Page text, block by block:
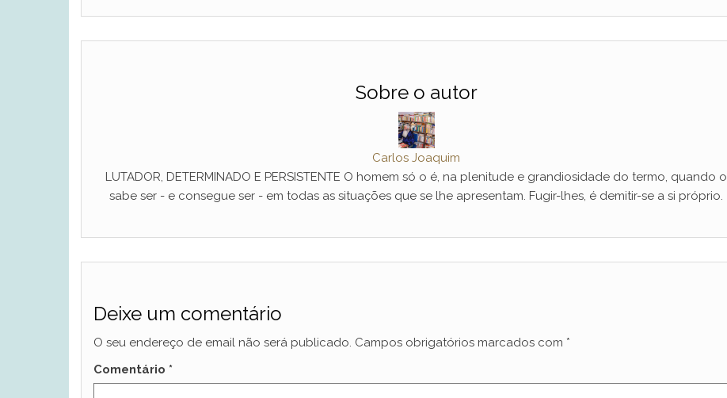
Sobre o autor
Carlos Joaquim
LUTADOR, DETERMINADO E PERSISTENTE O homem só o é, na plenitude e grandiosidade do termo, quando o
sabe ser - e consegue ser - em todas as situações que se lhe apresentam. Fugir-lhes, é demitir-se a si próprio.
Deixe um comentário
O seu endereço de email não será publicado. Campos obrigatórios marcados com *
Comentário *